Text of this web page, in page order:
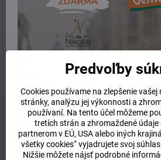
info​@prirodnyraj​.sk
Kamenná predajňa
Ružinovská 40, 82103 Bratislava
Otváracie hodiny
UTOROK 10:00 - 15:00
ŠTVRTOK 10:00 - 15:00
Predchádzajúci produkt
Predvoľby
Cookies používame na zlepšenie
stránky, analýzu jej výkonnosti a
používaní. Na tento účel môžeme
tretích strán a zhromaždené údaje
partnerom v EÚ, USA alebo iných
všetky cookies“ vyjadrujete svoj
Nižšie môžete nájsť podrobné